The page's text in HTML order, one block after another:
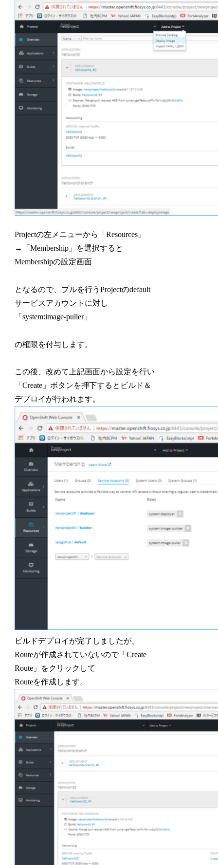
Projectの左メニューから「Resources」
→「Membership」を選択すると
Membershipの設定画面
となるので、プルを行うProjectのdefault
サービスアカウントに対し
「system:image-puller」
の権限を付与します。
この後、改めて上記画面から設定を行い
「Create」ボタンを押下するとビルド＆
デプロイが行われます。
ビルドデプロイが完了しましたが、
Routeが作成されていないので「Create
Route」をクリックして
Routeを作成します。